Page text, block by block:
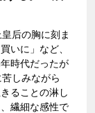
后の胸に刻ま
いに」など、
時代だったが
しみながら
ることの淋し
繊細な感性で